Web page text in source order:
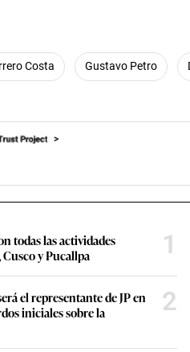
Costa Gustavo Petro
todas las actividades
y Pucallpa
1
el representante de JP en
iniciales sobre la
2